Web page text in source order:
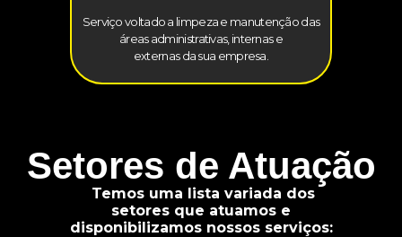
Serviço voltado a limpeza e manutenção das
áreas administrativas, internas e
externas da sua empresa.
Setores de Atuação
Temos uma lista variada dos
setores que atuamos e
disponibilizamos nossos serviços: